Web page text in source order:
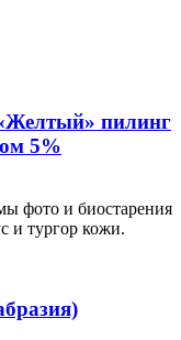
пилинг
5%
фото и биостарения
и тургор кожи.